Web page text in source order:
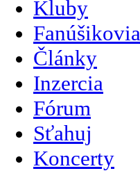
Kluby
Fanúšikovia
Články
Inzercia
Fórum
Sťahuj
Koncerty